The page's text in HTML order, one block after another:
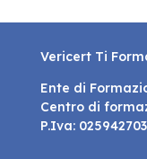
Vericert Ti
Ente di
Centro di
P.Iva: